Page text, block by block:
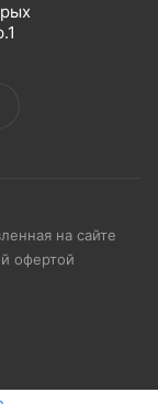
на сайте
офертой